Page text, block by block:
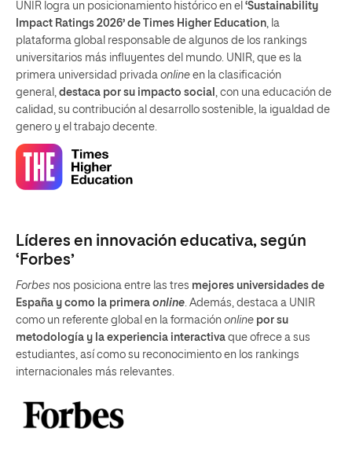
UNIR logra un posicionamiento histórico en el ‘Sustainability
Impact Ratings 2026’ de Times Higher Education, la
plataforma global responsable de algunos de los rankings
universitarios más influyentes del mundo. UNIR, que es la
primera universidad privada online en la clasificación
general, destaca por su impacto social , con una educación de
calidad, su contribución al desarrollo sostenible, la igualdad de
genero y el trabajo decente.
Líderes en innovación educativa, según
‘Forbes’
Forbes nos posiciona entre las tres mejores universidades de
España y como la primera online. Además, destaca a UNIR
como un referente global en la formación online por su
metodología y la experiencia interactiva que ofrece a sus
estudiantes, así como su reconocimiento en los rankings
internacionales más relevantes.